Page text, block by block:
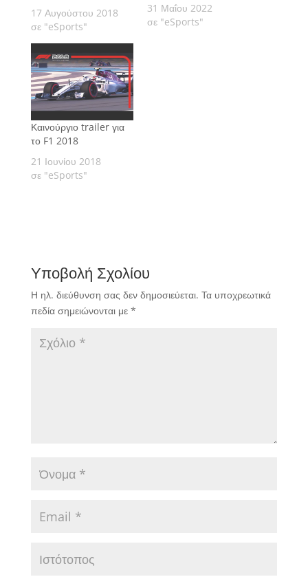
17 Αυγούστου 2018
σε "eSports"
31 Μαΐου 2022
σε "eSports"
Καινούργιο trailer για
το F1 2018
21 Ιουνίου 2018
σε "eSports"
Υποβολή Σχολίου
Η ηλ. διεύθυνση σας δεν δημοσιεύεται. Τα υποχρεωτικά
πεδία σημειώνονται με *